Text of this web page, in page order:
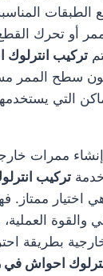
أو تحرك
تركيب
سطح الممر
التي
إنشاء ممرات
خدمة تركيب
اختيار ممتاز.
والقوة
بطريقة
احواش في